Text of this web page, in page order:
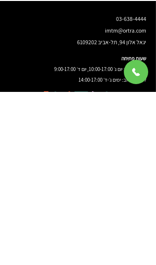
03-638-4444
imtm@ortra.com
יגאל אלון 94, תל-אביב
6109202
שעות פתיחה
לקהל עסקי: יום ג׳ 10:00-17:00, יום ד׳ 9:00-17:00
לקהל הרחב: ימים ג׳-ד׳ 14:00-17:00